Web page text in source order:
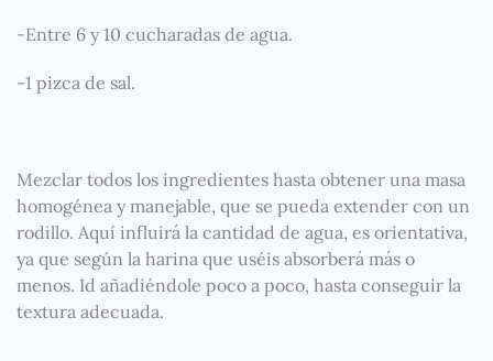
-Entre 6 y 10 cucharadas de agua.
-1 pizca de sal.
Mezclar todos los ingredientes hasta obtener una masa
homogénea y manejable, que se pueda extender con un
rodillo. Aquí influirá la cantidad de agua, es orientativa,
ya que según la harina que uséis absorberá más o
menos. Id añadiéndole poco a poco, hasta conseguir la
textura adecuada.